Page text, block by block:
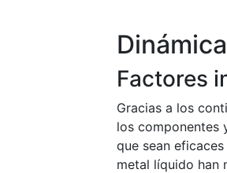
Factores
Gracias a los
los componentes
que sean
metal líquido han